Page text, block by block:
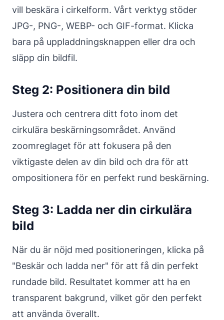
vill beskära i cirkelform. Vårt verktyg stöder
JPG-, PNG-, WEBP- och GIF-format. Klicka
bara på uppladdningsknappen eller dra och
släpp din bildfil.
Steg 2: Positionera din bild
Justera och centrera ditt foto inom det
cirkulära beskärningsområdet. Använd
zoomreglaget för att fokusera på den
viktigaste delen av din bild och dra för att
ompositionera för en perfekt rund beskärning.
Steg 3: Ladda ner din cirkulära
bild
När du är nöjd med positioneringen, klicka på
"Beskär och ladda ner" för att få din perfekt
rundade bild. Resultatet kommer att ha en
transparent bakgrund, vilket gör den perfekt
att använda överallt.